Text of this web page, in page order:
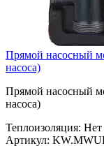
Прямой насосный
насоса)
Прямой насосный
насоса)
Теплоизоляция: Нет
Артикул: